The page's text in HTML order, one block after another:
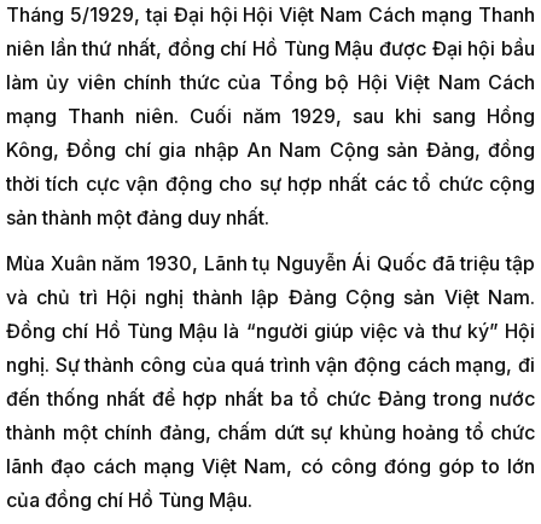
Tháng 5/1929, tại Đại hội Hội Việt Nam Cách mạng Thanh
niên lần thứ nhất, đồng chí Hồ Tùng Mậu được Đại hội bầu
làm ủy viên chính thức của Tổng bộ Hội Việt Nam Cách
mạng Thanh niên. Cuối năm 1929, sau khi sang Hồng
Kông, Đồng chí gia nhập An Nam Cộng sản Đảng, đồng
thời tích cực vận động cho sự hợp nhất các tổ chức cộng
sản thành một đảng duy nhất.
Mùa Xuân năm 1930, Lãnh tụ Nguyễn Ái Quốc đã triệu tập
và chủ trì Hội nghị thành lập Đảng Cộng sản Việt Nam.
Đồng chí Hồ Tùng Mậu là “người giúp việc và thư ký” Hội
nghị. Sự thành công của quá trình vận động cách mạng, đi
đến thống nhất để hợp nhất ba tổ chức Đảng trong nước
thành một chính đảng, chấm dứt sự khủng hoảng tổ chức
lãnh đạo cách mạng Việt Nam, có công đóng góp to lớn
của đồng chí Hồ Tùng Mậu.